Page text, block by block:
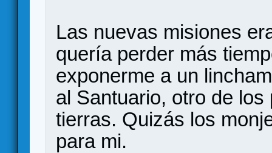
Las nuevas misiones
quería perder más
exponerme a un
al Santuario, otro de
tierras. Quizás los
para mi.